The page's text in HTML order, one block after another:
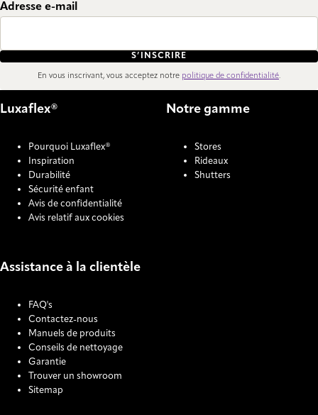
Adresse e-mail
S’INSCRIRE
En vous inscrivant, vous acceptez notre politique de confidentialité.
Luxaflex®
Pourquoi Luxaflex®
Inspiration
Durabilité
Sécurité enfant
Avis de confidentialité
Avis relatif aux cookies
Notre gamme
Stores
Rideaux
Shutters
Assistance à la clientèle
FAQ's
Contactez-nous
Manuels de produits
Conseils de nettoyage
Garantie
Trouver un showroom
Sitemap